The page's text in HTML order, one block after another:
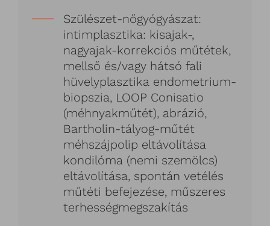
Szülészet-nőgyógyászat:
intimplasztika: kisajak-,
nagyajak-korrekciós műtétek,
mellső és/vagy hátsó fali
hüvelyplasztika endometrium-
biopszia, LOOP Conisatio
(méhnyakműtét), abrázió,
Bartholin-tályog-műtét
méhszájpolip eltávolítása
kondilóma (nemi szemölcs)
eltávolítása, spontán vetélés
műtéti befejezése, műszeres
terhességmegszakítás